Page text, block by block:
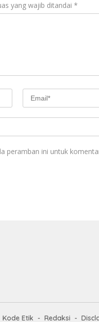
yang wajib ditandai *
peramban ini untuk
Kode Etik Redaksi